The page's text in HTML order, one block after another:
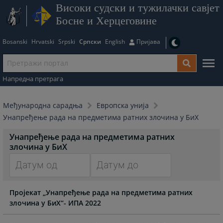
Високи судски и тужилачки савјет
Босне и Херцеговине
Bosanski Hrvatski Srpski Српски English Пријава
Напредна претрага
Међународна сарадња
Европска унија
Унапређење рада на предметима ратних злочина у БиХ
Унапређење рада на предметима ратних
злочина у БиХ
forward
to
interact
forward
to
interact
Пројекат „Унапређење рада на предметима ратних
злочина у БиХ“- ИПА 2022